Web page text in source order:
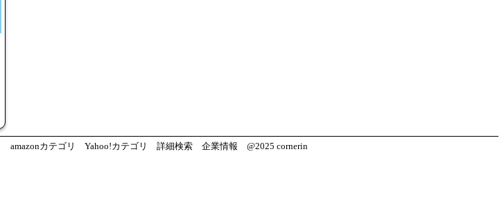
amazonカテゴリ Yahoo!カテゴリ 詳細検索 企業情報 @2025 cornerin